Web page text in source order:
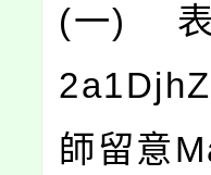
(一) 表
師留意